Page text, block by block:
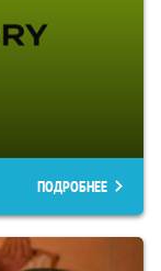
ПОДРОБНЕЕ